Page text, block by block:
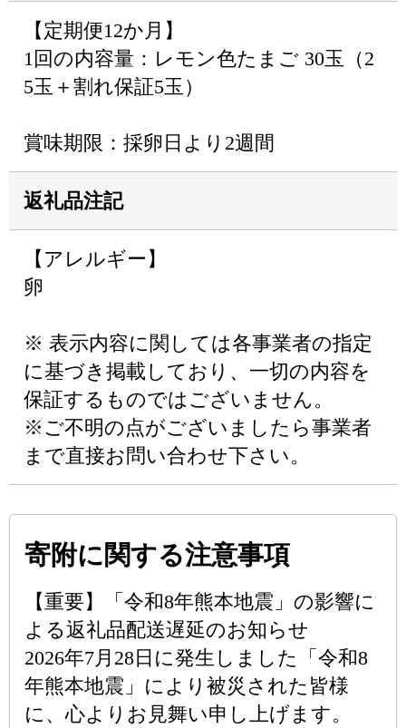
【定期便12か月】
1回の内容量：レモン色たまご 30玉（2
5玉＋割れ保証5玉）
賞味期限：採卵日より2週間
返礼品注記
【アレルギー】
卵
※ 表示内容に関しては各事業者の指定
に基づき掲載しており、一切の内容を
保証するものではございません。
※ご不明の点がございましたら事業者
まで直接お問い合わせ下さい。
寄附に関する注意事項
【重要】「令和8年熊本地震」の影響に
よる返礼品配送遅延のお知らせ
2026年7月28日に発生しました「令和8
年熊本地震」により被災された皆様
に、心よりお見舞い申し上げます。